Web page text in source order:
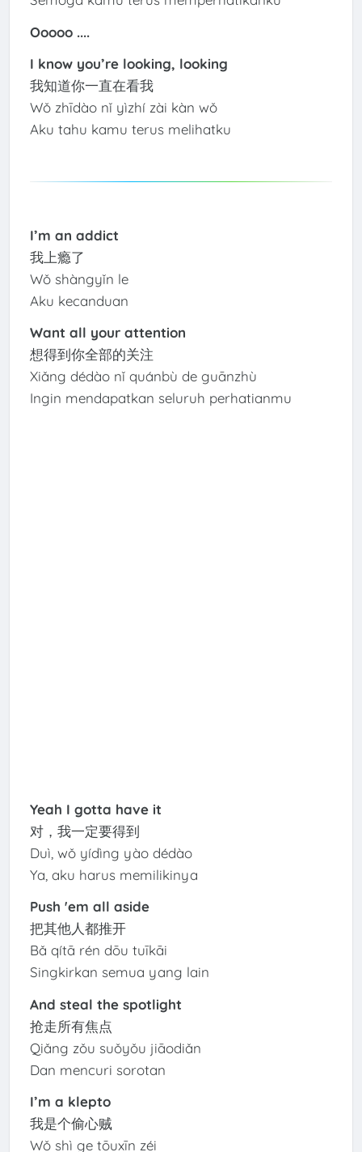
Ooooo ....
I know you’re looking, looking
我知道你一直在看我
Wǒ zhīdào nǐ yìzhí zài kàn wǒ
Aku tahu kamu terus melihatku
I’m an addict
我上瘾了
Wǒ shàngyǐn le
Aku kecanduan
Want all your attention
想得到你全部的关注
Xiǎng dédào nǐ quánbù de guānzhù
Ingin mendapatkan seluruh perhatianmu
Yeah I gotta have it
对，我一定要得到
Duì, wǒ yídìng yào dédào
Ya, aku harus memilikinya
Push 'em all aside
把其他人都推开
Bǎ qítā rén dōu tuīkāi
Singkirkan semua yang lain
And steal the spotlight
抢走所有焦点
Qiǎng zǒu suǒyǒu jiāodiǎn
Dan mencuri sorotan
I’m a klepto
我是个偷心贼
Wǒ shì ge tōuxīn zéi